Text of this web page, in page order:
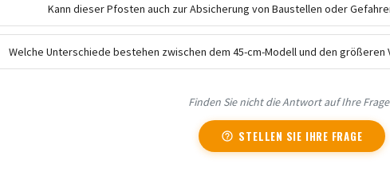
Kann dieser Pfosten auch zur Absicherung von Baustellen oder
Welche Unterschiede bestehen zwischen dem 45-cm-Modell und den größeren
Finden Sie nicht die Antwort auf Ihre Frage
STELLEN SIE IHRE FRAGE